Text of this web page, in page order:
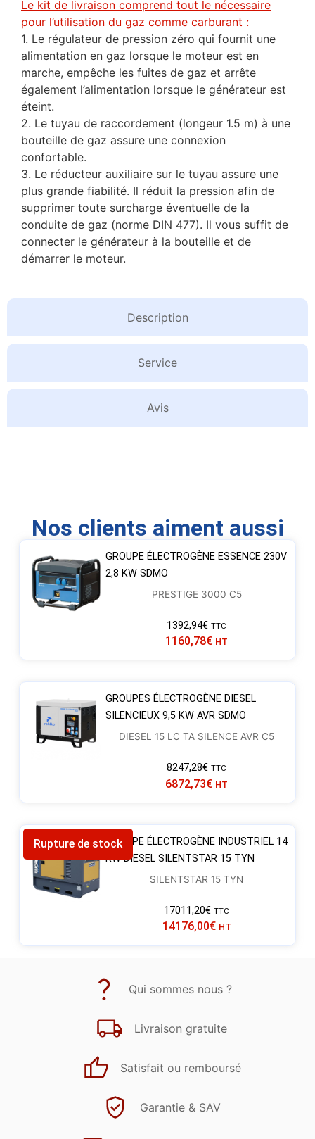
Description
Service
Avis
Le kit de livraison comprend tout le nécessaire
pour l’utilisation du gaz comme carburant :
1. Le régulateur de pression zéro qui fournit une
alimentation en gaz lorsque le moteur est en
marche, empêche les fuites de gaz et arrête
également l’alimentation lorsque le générateur est
éteint.
2. Le tuyau de raccordement (longeur 1.5 m) à une
bouteille de gaz assure une connexion
confortable.
3. Le réducteur auxiliaire sur le tuyau assure une
plus grande fiabilité. Il réduit la pression afin de
supprimer toute surcharge éventuelle de la
conduite de gaz (norme DIN 477). Il vous suffit de
connecter le générateur à la bouteille et de
démarrer le moteur.
Nos clients aiment aussi
GROUPE ÉLECTROGÈNE ESSENCE 230V
2,8 KW SDMO
PRESTIGE 3000 C5
1392,94€ TTC
1160,78€ HT
GROUPES ÉLECTROGÈNE DIESEL
SILENCIEUX 9,5 KW AVR SDMO
DIESEL 15 LC TA SILENCE AVR C5
8247,28€ TTC
6872,73€ HT
Rupture de stockGROUPE ÉLECTROGÈNE INDUSTRIEL 14
KW DIESEL SILENTSTAR 15 TYN
SILENTSTAR 15 TYN
17011,20€ TTC
14176,00€ HT
Qui sommes nous ?
Livraison gratuite
Satisfait ou remboursé
Garantie & SAV